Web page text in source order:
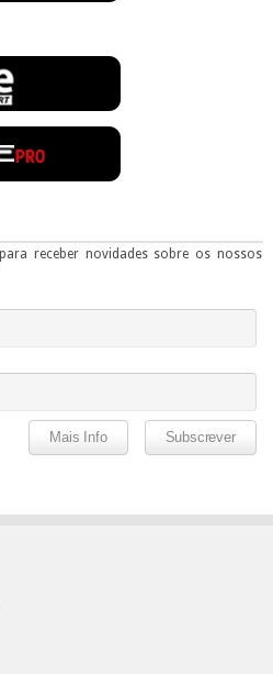
receber novidades sobre os nossos